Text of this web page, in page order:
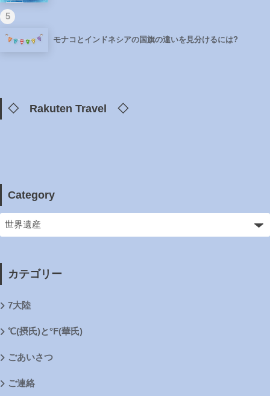
5
モナコとインドネシアの国旗の違いを見分けるには?
◇ Rakuten Travel ◇
Category
カテゴリー
7大陸
℃(摂氏)と°F(華氏)
ごあいさつ
ご連絡